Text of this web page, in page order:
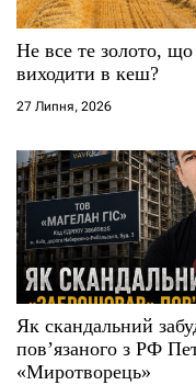
Не все те золото, що
виходити в кеш?
27 Липня, 2026
Як скандальний
повʼязаного з РФ
«Миротворець»